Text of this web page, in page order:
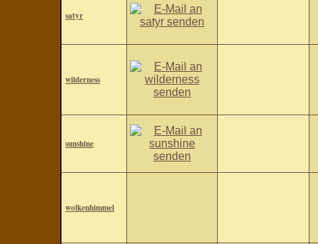
satyr
wilderness
sunshine
wolkenhimmel